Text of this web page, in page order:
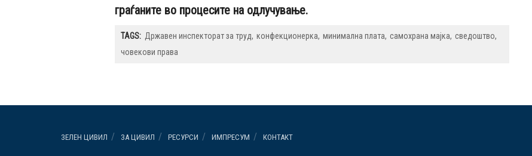
граѓаните во процесите на одлучување.
TAGS: Државен инспекторат за труд конфекционерка минимална плата самохрана мајка сведоштво
човекови права
ЗЕЛЕН ЦИВИЛ ЗА ЦИВИЛ РЕСУРСИ ИМПРЕСУМ КОНТАКТ